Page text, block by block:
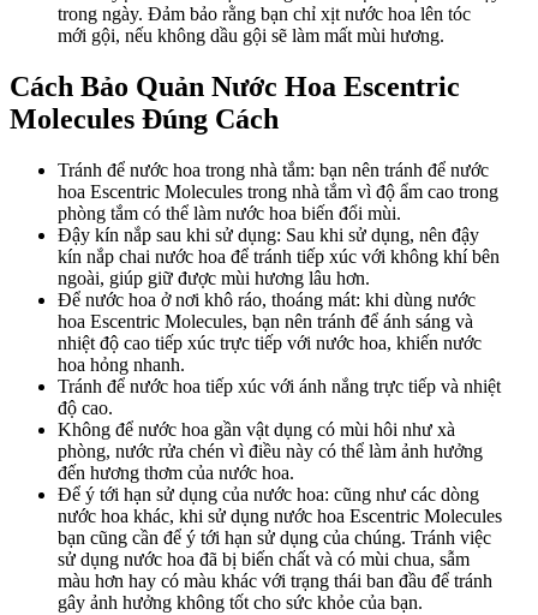
trong ngày. Đảm bảo rằng bạn chỉ xịt nước hoa lên tóc
mới gội, nếu không dầu gội sẽ làm mất mùi hương.
Cách Bảo Quản Nước Hoa Escentric
Molecules Đúng Cách
Tránh để nước hoa trong nhà tắm: bạn nên tránh để nước
hoa Escentric Molecules trong nhà tắm vì độ ẩm cao trong
phòng tắm có thể làm nước hoa biến đổi mùi.
Đậy kín nắp sau khi sử dụng: Sau khi sử dụng, nên đậy
kín nắp chai nước hoa để tránh tiếp xúc với không khí bên
ngoài, giúp giữ được mùi hương lâu hơn.
Để nước hoa ở nơi khô ráo, thoáng mát: khi dùng nước
hoa Escentric Molecules, bạn nên tránh để ánh sáng và
nhiệt độ cao tiếp xúc trực tiếp với nước hoa, khiến nước
hoa hỏng nhanh.
Tránh để nước hoa tiếp xúc với ánh nắng trực tiếp và nhiệt
độ cao.
Không để nước hoa gần vật dụng có mùi hôi như xà
phòng, nước rửa chén vì điều này có thể làm ảnh hưởng
đến hương thơm của nước hoa.
Để ý tới hạn sử dụng của nước hoa: cũng như các dòng
nước hoa khác, khi sử dụng nước hoa Escentric Molecules
bạn cũng cần để ý tới hạn sử dụng của chúng. Tránh việc
sử dụng nước hoa đã bị biến chất và có mùi chua, sẫm
màu hơn hay có màu khác với trạng thái ban đầu để tránh
gây ảnh hưởng không tốt cho sức khỏe của bạn.